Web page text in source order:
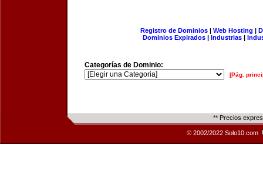
Registro de Dominios| Web Hosting |
Dominios Expirados | Industrias |
Categorías de Dominio:
[Pág.
** Precios
© 2002/2022 Solo10.com